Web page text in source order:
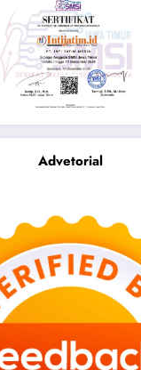
Advetorial